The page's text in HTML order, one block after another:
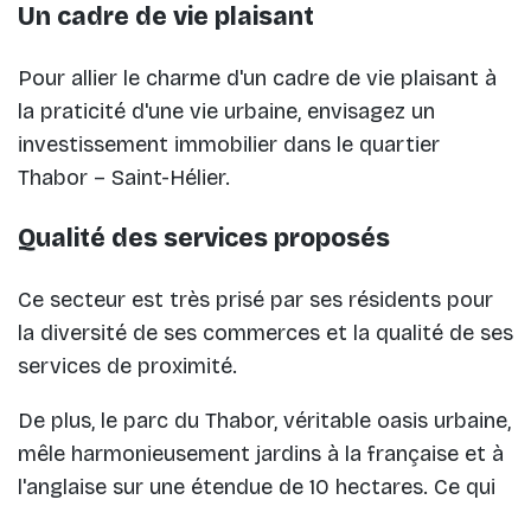
Un cadre de vie plaisant
Pour allier le charme d'un cadre de vie plaisant à
la praticité d'une vie urbaine, envisagez un
investissement immobilier dans le quartier
Thabor – Saint-Hélier.
Qualité des services proposés
Ce secteur est très prisé par ses résidents pour
la diversité de ses commerces et la qualité de ses
services de proximité.
De plus, le parc du Thabor, véritable oasis urbaine,
mêle harmonieusement jardins à la française et à
l'anglaise sur une étendue de 10 hectares. Ce qui